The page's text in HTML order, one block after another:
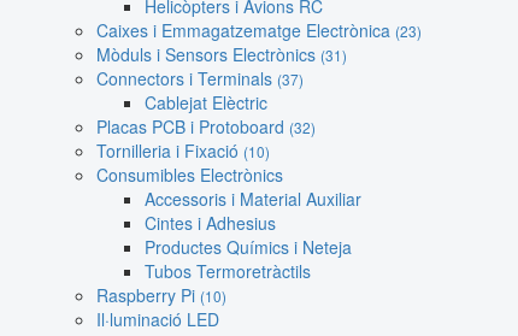
Helicòpters i Avions RC
Caixes i Emmagatzematge Electrònica (23)
Mòduls i Sensors Electrònics (31)
Connectors i Terminals (37)
Cablejat Elèctric
Placas PCB i Protoboard (32)
Tornilleria i Fixació (10)
Consumibles Electrònics
Accessoris i Material Auxiliar
Cintes i Adhesius
Productes Químics i Neteja
Tubos Termoretràctils
Raspberry Pi (10)
Il·luminació LED